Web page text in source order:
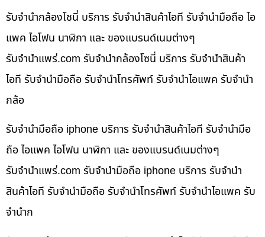
รับจำนำกล้องโซนี่ บริการ รับจำนำสินค้าไอที รับจำนำมือถือ ไอ
แพค ไอโฟน นาฬิกา และ ของแบรนด์เนมต่างๆ
รับจํานําแพร่.com รับจำนำกล้องโซนี่ บริการ รับจำนำสินค้า
ไอที รับจำนำมือถือ รับจำนำโทรศัพท์ รับจำนำไอแพค รับจำนำ
กล้อ
รับจำนำมือถือ iphone บริการ รับจำนำสินค้าไอที รับจำนำมือ
ถือ ไอแพค ไอโฟน นาฬิกา และ ของแบรนด์เนมต่างๆ
รับจํานําแพร่.com รับจำนำมือถือ iphone บริการ รับจำนำ
สินค้าไอที รับจำนำมือถือ รับจำนำโทรศัพท์ รับจำนำไอแพค รับ
จำนำก